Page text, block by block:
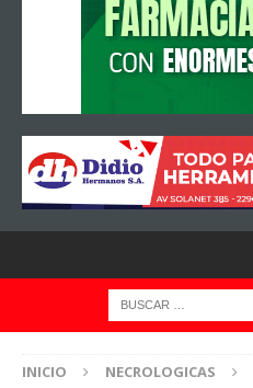
INICIO NECROLOGICAS